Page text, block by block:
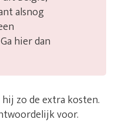
alsnog
hier dan
zo de extra kosten.
voor.